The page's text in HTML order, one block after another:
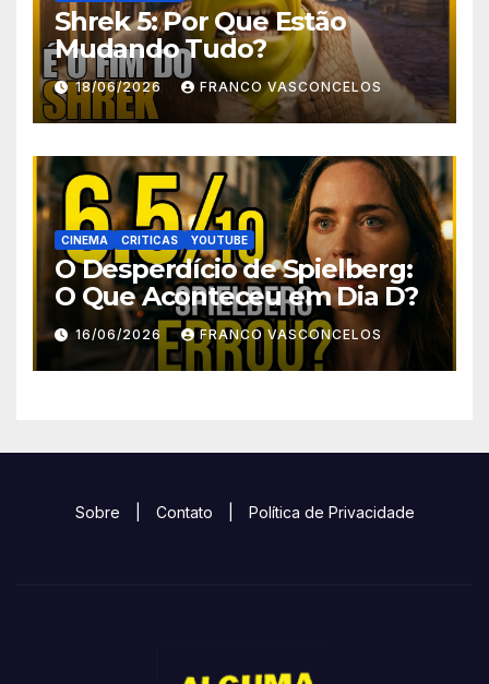
Shrek 5: Por Que Estão
Mudando Tudo?
18/06/2026 FRANCO VASCONCELOS
CINEMA CRITICAS YOUTUBE
O Desperdício de Spielberg:
O Que Aconteceu em Dia D?
16/06/2026 FRANCO VASCONCELOS
Sobre Contato Política de Privacidade